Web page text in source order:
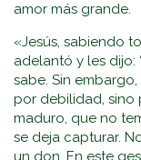
amor más grande.
«Jesús, sabiendo
adelantó y les dijo:
sabe. Sin
por debilidad, sino
maduro, que no
se deja capturar.
un don. En este